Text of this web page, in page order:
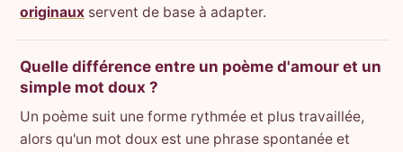
originaux servent de base à adapter.
Quelle différence entre un poème d'amour et un
simple mot doux ?
Un poème suit une forme rythmée et plus travaillée,
alors qu'un mot doux est une phrase spontanée et